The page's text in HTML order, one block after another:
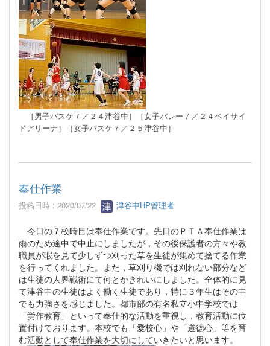
［男子バスケ ７／２４津谷中］ ［女子バレー７ ／２４ベイサイ
ドアリーナ］ ［女子バスケ ７／２５津谷中］
奉仕作業
投稿日時 : 2020/07/22 津谷中HP管理者
今日の７校時目は奉仕作業です。先日のＰＴＡ奉仕作業は
雨のため途中で中止にしましたが，その後保護者の方々や教
職員が暇を見て少しずつ刈った草を生徒が集めて捨てる作業
を行ってくれました。また，草刈り機では刈れない部分など
は生徒の人界戦術にて何とかきれいにしました。全体的に見
て津谷中の生徒はよく働く生徒であり，特に３年生はその中
でも力強さを感じました。都市部の有名私立小中学校では
「労作教育」といって奉仕的な活動を重視し，教育活動に位
置付けております。本校でも「愛校心」や「道徳心」等を育
む活動として奉仕作業を大切にしていきたいと思います。